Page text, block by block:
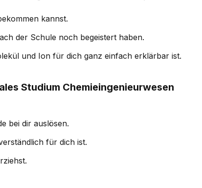
kannst.
der Schule noch begeistert haben.
und Ion für dich ganz einfach erklärbar ist.
Studium Chemieingenieurwesen
bei dir auslösen.
für dich ist.